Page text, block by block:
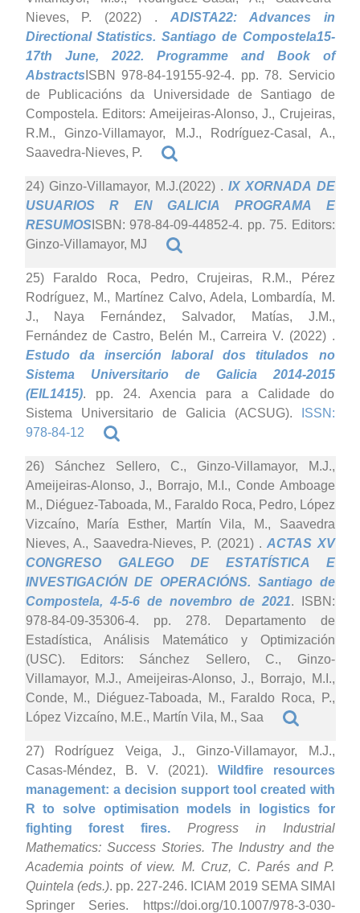
Nieves, P. (2022) . ADISTA22: Advances in
Directional Statistics. Santiago de Compostela15-
17th June, 2022. Programme and Book of
Abstracts ISBN 978-84-19155-92-4. pp. 78. Servicio
de Publicacións da Universidade de Santiago de
Compostela. Editors: Ameijeiras-Alonso, J., Crujeiras,
R.M., Ginzo-Villamayor, M.J., Rodríguez-Casal, A.,
Saavedra-Nieves, P.
24) Ginzo-Villamayor, M.J.(2022) .IX XORNADA DE
USUARIOS R EN GALICIA PROGRAMA E
RESUMOSISBN: 978-84-09-44852-4. pp. 75. Editors:
Ginzo-Villamayor, MJ
25) Faraldo Roca, Pedro, Crujeiras, R.M., Pérez
Rodríguez, M., Martínez Calvo, Adela, Lombardía, M.
J., Naya Fernández, Salvador, Matías, J.M.,
Fernández de Castro, Belén M., Carreira V. (2022) .
Estudo da inserción laboral dos titulados no
Sistema Universitario de Galicia 2014-2015
(EIL1415). pp. 24. Axencia para a Calidade do
Sistema Universitario de Galicia (ACSUG).
ISSN:
978-84-12
26) Sánchez Sellero, C., Ginzo-Villamayor, M.J.,
Ameijeiras-Alonso, J., Borrajo, M.I., Conde Amboage
M., Diéguez-Taboada, M., Faraldo Roca, Pedro, López
Vizcaíno, María Esther, Martín Vila, M., Saavedra
Nieves, A., Saavedra-Nieves, P. (2021) .ACTAS XV
CONGRESO GALEGO DE ESTATÍSTICA E
INVESTIGACIÓN DE OPERACIÓNS. Santiago de
Compostela, 4-5-6 de novembro de 2021. ISBN:
978-84-09-35306-4. pp. 278. Departamento de
Estadística, Análisis Matemático y Optimización
(USC). Editors: Sánchez Sellero, C., Ginzo-
Villamayor, M.J., Ameijeiras-Alonso, J., Borrajo, M.I.,
Conde, M., Diéguez-Taboada, M., Faraldo Roca, P.,
López Vizcaíno, M.E., Martín Vila, M., Saa
27) Rodríguez Veiga, J., Ginzo-Villamayor, M.J.,
Casas-Méndez, B. V. (2021). Wildfire resources
management: a decision support tool created with
R to solve optimisation models in logistics for
fighting forest fires. Progress in Industrial
Mathematics: Success Stories. The Industry and the
Academia points of view. M. Cruz, C. Parés and P.
Quintela (eds.). pp. 227-246. ICIAM 2019 SEMA SIMAI
Springer Series. https://doi.org/10.1007/978-3-030-